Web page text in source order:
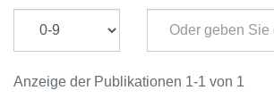
Anzeige der Publikationen 1-1 von 1